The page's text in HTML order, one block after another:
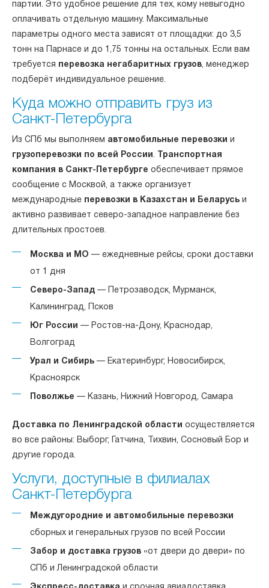
партии. Это удобное решение для тех, кому невыгодно
оплачивать отдельную машину. Максимальные
параметры одного места зависят от площадки: до 3,5
тонн на Парнасе и до 1,75 тонны на остальных. Если вам
требуется перевозка негабаритных грузов, менеджер
подберёт индивидуальное решение.
Куда можно отправить груз из
Санкт-Петербурга
Из СПб мы выполняем автомобильные перевозки и
грузоперевозки по всей России.
Транспортная
компания в Санкт-Петербурге обеспечивает прямое
сообщение с Москвой, а также организует
международные перевозки в Казахстан и Беларусь и
активно развивает северо-западное направление без
длительных простоев.
Москва и МО — ежедневные рейсы, сроки доставки
от 1 дня
Северо-Запад — Петрозаводск, Мурманск,
Калининград, Псков
Юг России — Ростов-на-Дону, Краснодар,
Волгоград
Урал и Сибирь — Екатеринбург, Новосибирск,
Красноярск
Поволжье — Казань, Нижний Новгород, Самара
Доставка по Ленинградской области осуществляется
во все районы: Выборг, Гатчина, Тихвин, Сосновый Бор и
другие города.
Услуги, доступные в филиалах
Санкт-Петербурга
Междугородние и автомобильные перевозки
сборных и генеральных грузов по всей России
Забор и доставка грузов «от двери до двери» по
СПб и Ленинградской области